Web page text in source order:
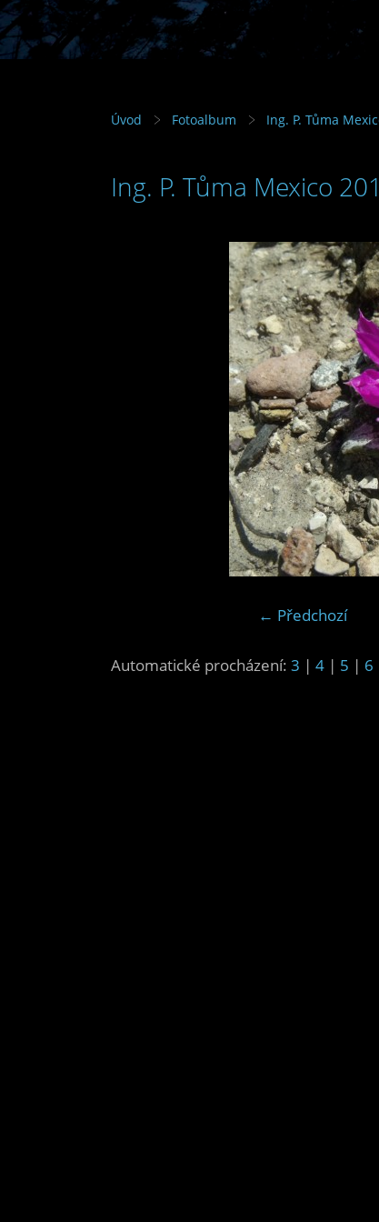
Úvod Fotoalbum Ing. P. Tůma
Ing. P. Tůma Mexico
← Předchozí
Automatické procházení: 3 | 4 | 5 | 6